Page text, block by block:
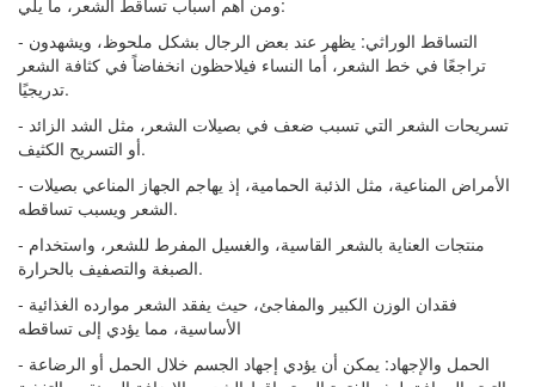
ومن أهم أسباب تساقط الشعر، ما يلي:
- التساقط الوراثي: يظهر عند بعض الرجال بشكل ملحوظ، ويشهدون
تراجعًا في خط الشعر، أما النساء فيلاحظون انخفاضاً في كثافة الشعر
تدريجيًا.
- تسريحات الشعر التي تسبب ضعف في بصيلات الشعر، مثل الشد الزائد
أو التسريح الكثيف.
- الأمراض المناعية، مثل الذئبة الحمامية، إذ يهاجم الجهاز المناعي بصيلات
الشعر ويسبب تساقطه.
- منتجات العناية بالشعر القاسية، والغسيل المفرط للشعر، واستخدام
الصبغة والتصفيف بالحرارة.
- فقدان الوزن الكبير والمفاجئ، حيث يفقد الشعر موارده الغذائية
الأساسية، مما يؤدي إلى تساقطه
- الحمل والإجهاد: يمكن أن يؤدي إجهاد الجسم خلال الحمل أو الرضاعة